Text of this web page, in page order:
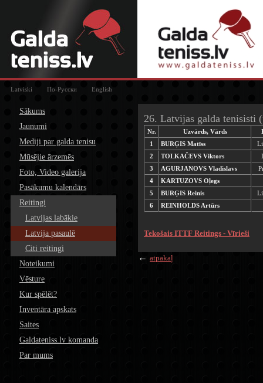
Latviski По-Русски English
Sākums
Jaunumi
Mediji par galda tenisu
Mūsējie ārzemēs
Foto, Video galerija
Pasākumu kalendārs
Reitingi
Latvijas labākie
Latvija pasaulē
Citi reitingi
Noteikumi
Vēsture
Kur spēlēt?
Inventāra apskats
Saites
Galdateniss.lv komanda
Par mums
26. Latvijas galda tenisisti
Nr. Uzvārds, Vārds
1
BURĢIS Matīss
2
TOLKAČEVS Viktors
3
AGURJANOVS Vladislavs
4
KARTUZOVS Oļegs
5
BURĢIS Reinis
6
REINHOLDS Artūrs
Tekošais ITTF Reitings - Vīrieši
← atpakaļ